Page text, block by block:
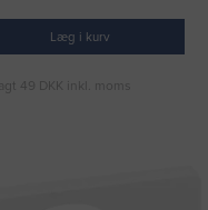
Læg i kurv
49 DKK inkl. moms